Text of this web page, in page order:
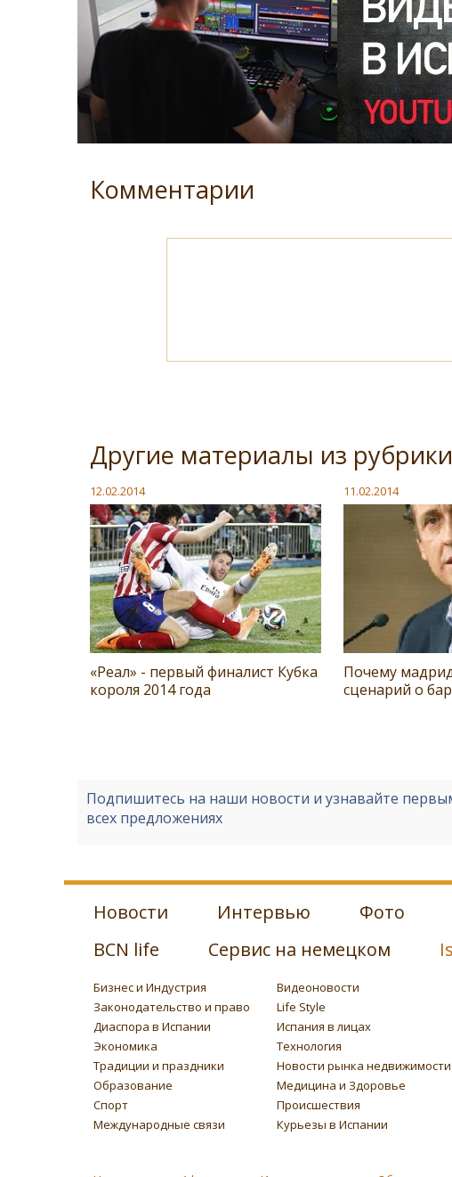
Комментарии
Другие материалы из
12.02.2014
«Реал» - первый финалист Кубка
короля 2014 года
11.02.2014
Почему
сценарий о
Подпишитесь на наши новости и узнавайте
всех предложениях
Новости Интервью Фото
BCN life
Сервис на немецком
Бизнес и Индустрия Видеоновости
Законодательство и право
Life Style
Диаспора в Испании
Испания в лицах
Экономика
Технология
Традиции и праздники
Новости рынка недвижимости
Образование
Медицина и Здоровье
Спорт
Происшествия
Международные связи
Курьезы в Испании